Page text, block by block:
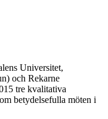
Universitet,
och Rekarne
tre kvalitativa
betydelsefulla möten i